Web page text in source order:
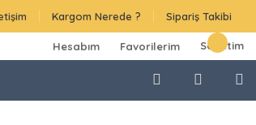
Kargom Nerede ? Sipariş Takibi
Hesabım Favorilerim Sepetim